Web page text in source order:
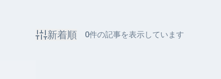
新着順 0件の記事を表示しています